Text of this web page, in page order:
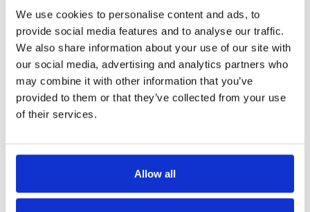
We use cookies to personalise content and ads, to
provide social media features and to analyse our traffic.
We also share information about your use of our site with
our social media, advertising and analytics partners who
may combine it with other information that you’ve
provided to them or that they’ve collected from your use
of their services.
Allow all
Har skyen derimod størrelse med en knytnæve er det
stratocumulus.
6. Nimbostratus
Nimbostratusskyer dækker himlen i et mørkt gråt
lag. De strækker sig fra de lave og midterste lag i
atmosfæren. De er desuden tykke nok til at blokere
solen.
Hvornår kan du se dem?
Nimbostratus er regnskyer. Du kan se dem, når regn
eller sne falder (eller forventes at falde) over et
udbredt område.